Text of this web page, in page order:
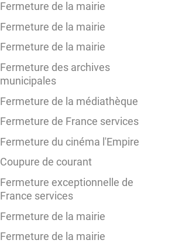
Fermeture de la mairie
Fermeture de la mairie
Fermeture de la mairie
Fermeture des archives
municipales
Fermeture de la médiathèque
Fermeture de France services
Fermeture du cinéma l'Empire
Coupure de courant
Fermeture exceptionnelle de
France services
Fermeture de la mairie
Fermeture de la mairie